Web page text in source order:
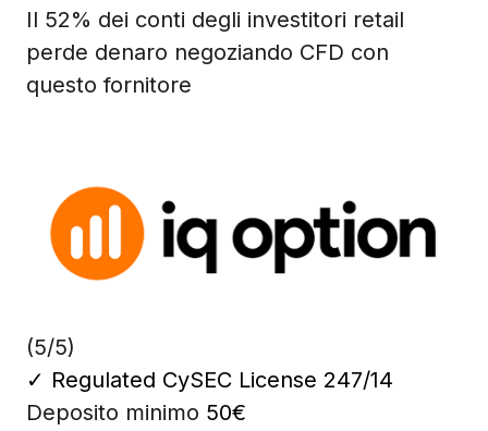
Il 52% dei conti degli investitori retail
perde denaro negoziando CFD con
questo fornitore
(5/5)
✓ Regulated CySEC License 247/14
Deposito minimo 50€